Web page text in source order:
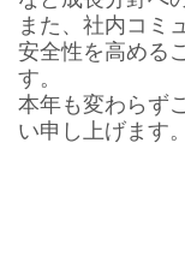
また、社内コミ
安全性を高める
す。
本年も変わらず
い申し上げます。